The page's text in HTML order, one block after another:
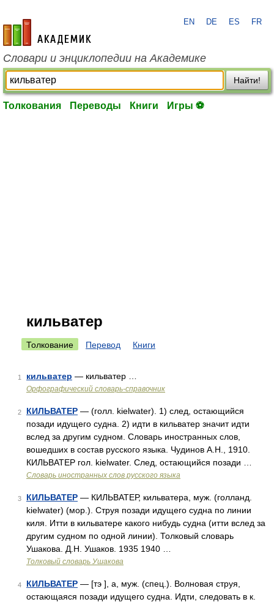
academic.ru
EN DE ES FR
Словари и энциклопедии на Академике
Найти!
Толкования Переводы Книги Игры ⚽
кильватер
Толкование Перевод Книги
1 кильватер — кильватер …
Орфографический словарь-справочник
2 КИЛЬВАТЕР — (голл. kielwater). 1) след, остающийся
позади идущего судна. 2) идти в кильватер значит идти
вслед за другим судном. Словарь иностранных слов,
вошедших в состав русского языка. Чудинов А.Н., 1910.
КИЛЬВАТЕР гол. kielwater. След, остающийся позади …
Словарь иностранных слов русского языка
3 КИЛЬВАТЕР — КИЛЬВАТЕР, кильватера, муж. (голланд.
kielwater) (мор.). Струя позади идущего судна по линии
киля. Итти в кильватере какого нибудь судна (итти вслед за
другим судном по одной линии). Толковый словарь
Ушакова. Д.Н. Ушаков. 1935 1940 …
Толковый словарь Ушакова
4 КИЛЬВАТЕР — [тэ ], а, муж. (спец.). Волновая струя,
остающаяся позади идущего судна. Идти, следовать в к.